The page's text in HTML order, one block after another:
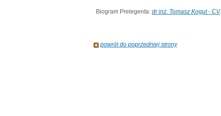
Biogram Prelegenta: dr inż. Tomasz Kogut - CV.
powrót do poprzedniej strony